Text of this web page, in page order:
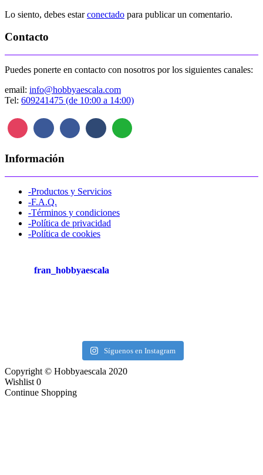
Lo siento, debes estarconectado para publicar un comentario.
Contacto
Puedes ponerte en contacto con nosotros por los siguientes canales:
email: info@hobbyaescala.com
Tel: 609241475 (de 10:00 a 14:00)
Información
-Productos y Servicios
-F.A.Q.
-Términos y condiciones
-Política de privacidad
-Política de cookies
fran_hobbyaescala
Síguenos en Instagram
Copyright © Hobbyaescala 2020
Wishlist 0
Continue Shopping